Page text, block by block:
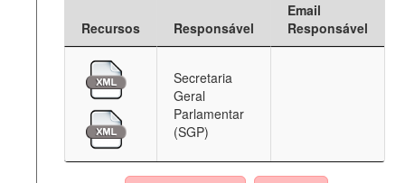
Recursos Responsável
Email
Responsável
Secretaria
Geral
Parlamentar
(SGP)